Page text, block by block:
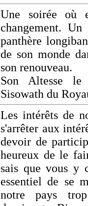
Une soirée où
changement.
panthère
de son monde
son renouveau.
Son Altesse le
Sisowath du
Les intérêts de
s'arrêter aux
devoir de
heureux de le
sais que vous y
essentiel de se
notre pays